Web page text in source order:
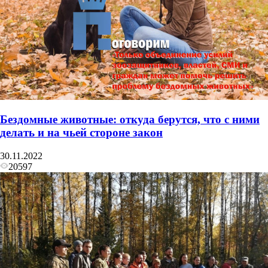
Бездомные животные: откуда берутся, что с ними
делать и на чьей стороне закон
30.11.2022
20597